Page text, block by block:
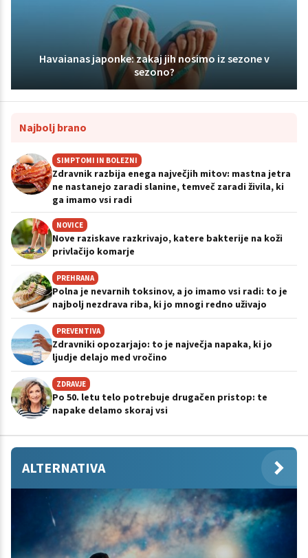
Havaianas japonke: zakaj jih nosimo iz sezone v
sezono?
Najbolj brano
SIMPTOMI IN BOLEZNI
Zdravnik razbija enega največjih mitov: mastna jetra
ne nastanejo zaradi slanine, temveč zaradi živila, ki
ga imamo vsi radi
NOVICE
Nove raziskave razkrivajo, katere bakterije na koži
privlačijo komarje
PREHRANA
Polna je nevarnih toksinov, a jo imamo vsi radi: to je
najbolj nezdrava riba, ki jo mnogi redno uživajo
PREVENTIVA
Zdravniki opozarjajo: to je največja napaka, ki jo
ljudje delajo med vročino
ZDRAVJE
Po 50. letu telo potrebuje drugačen pristop: te
napake delamo skoraj vsi
ALTERNATIVA